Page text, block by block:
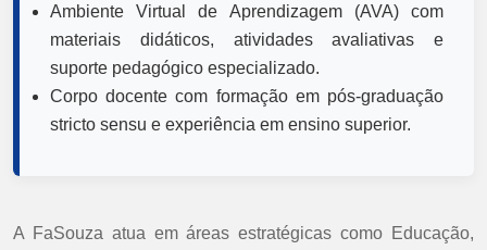
Ambiente Virtual de Aprendizagem (AVA) com
materiais didáticos, atividades avaliativas e
suporte pedagógico especializado.
Corpo docente com formação em pós-graduação
stricto sensu e experiência em ensino superior.
A FaSouza atua em áreas estratégicas como Educação,